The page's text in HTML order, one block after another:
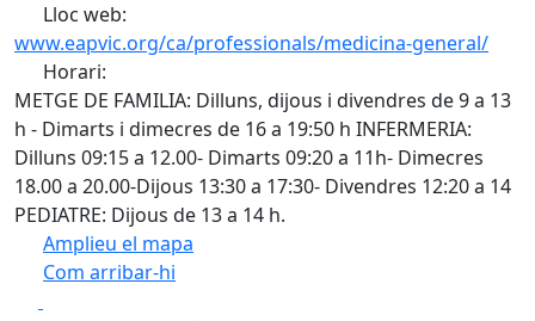
Lloc web:
www.eapvic.org/ca/professionals/medicina-general/
Horari:
METGE DE FAMILIA: Dilluns, dijous i divendres de 9 a 13
h - Dimarts i dimecres de 16 a 19:50 h INFERMERIA:
Dilluns 09:15 a 12.00- Dimarts 09:20 a 11h- Dimecres
18.00 a 20.00-Dijous 13:30 a 17:30- Divendres 12:20 a 14
PEDIATRE: Dijous de 13 a 14 h.
Amplieu el mapa
Com arribar-hi